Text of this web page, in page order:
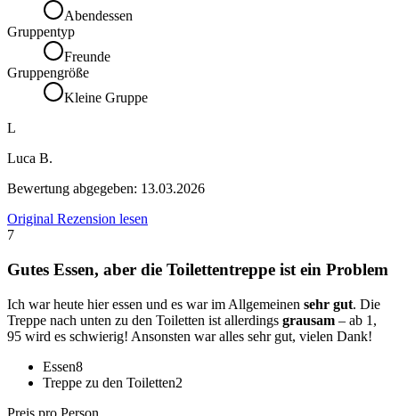
Abendessen
Gruppentyp
Freunde
Gruppengröße
Kleine Gruppe
L
Luca B.
Bewertung abgegeben: 13.03.2026
Original Rezension lesen
7
Gutes Essen, aber die Toilettentreppe ist ein Problem
Ich war heute hier essen und es war im Allgemeinen sehr gut. Die
Treppe nach unten zu den Toiletten ist allerdings grausam – ab 1,
95 wird es schwierig! Ansonsten war alles sehr gut, vielen Dank!
Essen8
Treppe zu den Toiletten2
Preis pro Person